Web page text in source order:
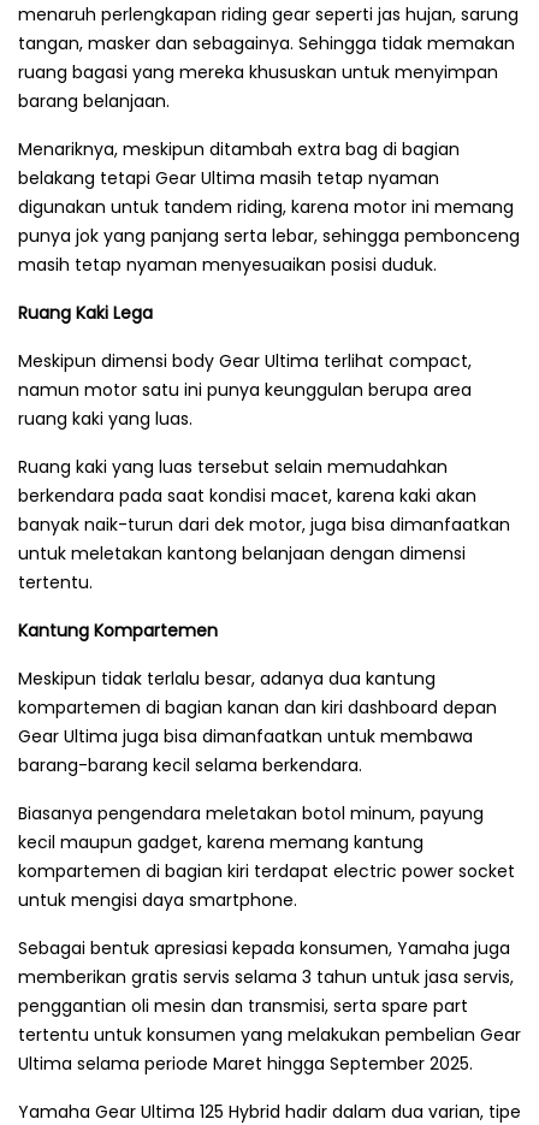
menaruh perlengkapan riding gear seperti jas hujan, sarung
tangan, masker dan sebagainya. Sehingga tidak memakan
ruang bagasi yang mereka khususkan untuk menyimpan
barang belanjaan.
Menariknya, meskipun ditambah extra bag di bagian
belakang tetapi Gear Ultima masih tetap nyaman
digunakan untuk tandem riding, karena motor ini memang
punya jok yang panjang serta lebar, sehingga pembonceng
masih tetap nyaman menyesuaikan posisi duduk.
Ruang Kaki Lega
Meskipun dimensi body Gear Ultima terlihat compact,
namun motor satu ini punya keunggulan berupa area
ruang kaki yang luas.
Ruang kaki yang luas tersebut selain memudahkan
berkendara pada saat kondisi macet, karena kaki akan
banyak naik-turun dari dek motor, juga bisa dimanfaatkan
untuk meletakan kantong belanjaan dengan dimensi
tertentu.
Kantung Kompartemen
Meskipun tidak terlalu besar, adanya dua kantung
kompartemen di bagian kanan dan kiri dashboard depan
Gear Ultima juga bisa dimanfaatkan untuk membawa
barang-barang kecil selama berkendara.
Biasanya pengendara meletakan botol minum, payung
kecil maupun gadget, karena memang kantung
kompartemen di bagian kiri terdapat electric power socket
untuk mengisi daya smartphone.
Sebagai bentuk apresiasi kepada konsumen, Yamaha juga
memberikan gratis servis selama 3 tahun untuk jasa servis,
penggantian oli mesin dan transmisi, serta spare part
tertentu untuk konsumen yang melakukan pembelian Gear
Ultima selama periode Maret hingga September 2025.
Yamaha Gear Ultima 125 Hybrid hadir dalam dua varian, tipe